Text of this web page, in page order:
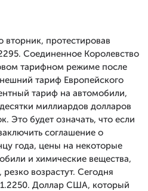
вторник, протестировав
Соединенное Королевство
тарифном режиме после
тариф Европейского
тариф на автомобили,
миллиардов долларов
Это будет означать, что если
соглашение о
года, цены на некоторые
и химические вещества,
возрастут. Сегодня
Доллар США, который